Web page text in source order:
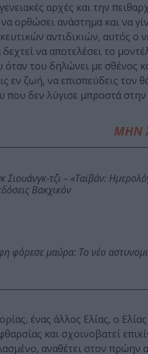
αρχές και την
ορθώσει ανάστημα και να
αντιδικιών, αυτός ο
δεχτεί να αποτελέσει το
όταν του δηλώνει με
εν ζωή, να επισπεύδεις
δεν λύγισε μπροστά στην
ΜΗΝ
Σιουάνγκ-τζι – «Ταϊβάν:
Βακχικόν
φόρεσε μαύρα: Το νέο
ένας άλλος Ελίας, ο
και σχοινοβατεί
αναθέτει στον